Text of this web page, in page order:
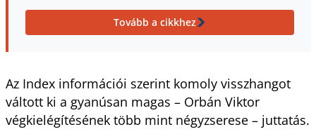
Tovább a cikkhez
Az Index információi szerint komoly visszhangot
váltott ki a gyanúsan magas – Orbán Viktor
végkielégítésének több mint négyzserese – juttatás.